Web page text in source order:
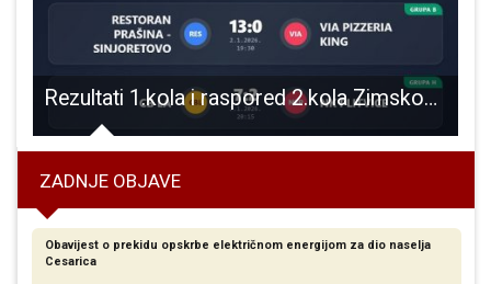
Rezultati 1.kola i raspored 2.kola Zimskog malonogometnog turnira Gospić 2026
ZADNJE OBJAVE
Obavijest o prekidu opskrbe električnom energijom za dio naselja
Cesarica